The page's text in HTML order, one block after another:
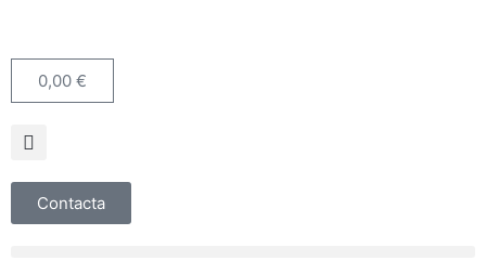
0,00 €
Contacta